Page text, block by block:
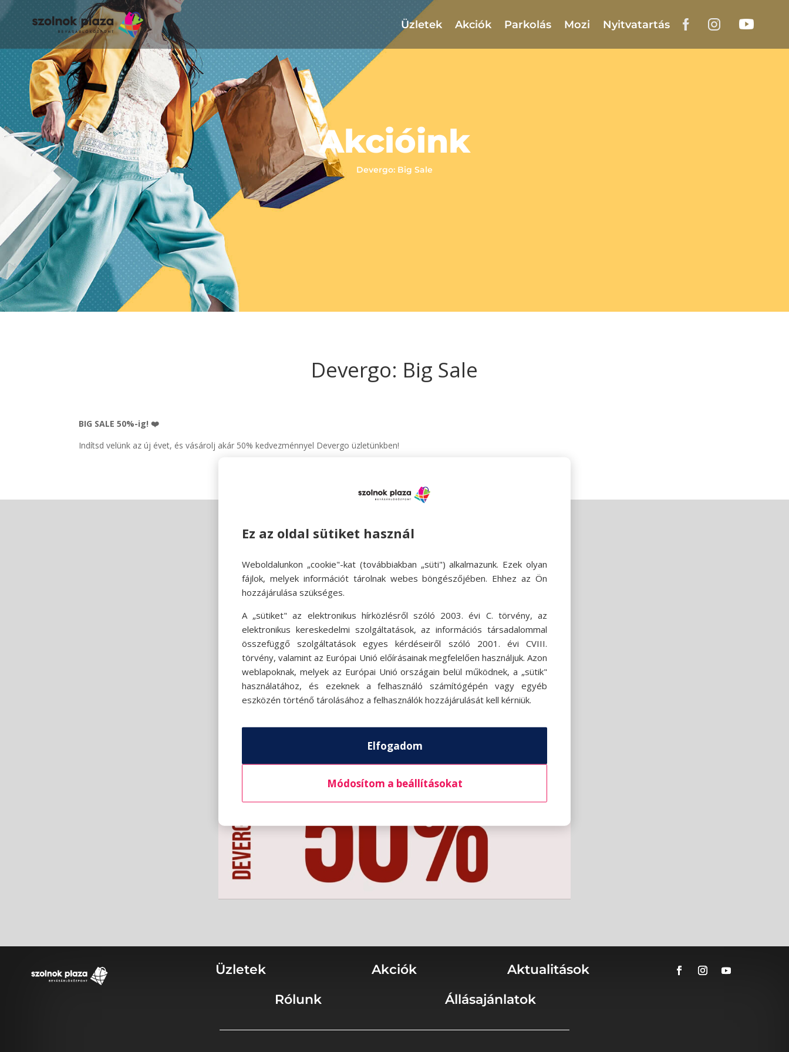
Üzletek Akciók Parkolás Mozi Nyitvatartás
Akcióink
Devergo: Big Sale
Devergo: Big Sale
BIG SALE 50%-ig! ❤️
Indítsd velünk az új évet, és vásárolj akár 50% kedvezménnyel Devergo üzletünkben!
Üzletek Akciók
Aktualitások
Rólunk
Állásajánlatok
Ez az oldal sütiket használ
Weboldalunkon „cookie"-kat (továbbiakban „süti") alkalmazunk. Ezek olyan
fájlok, melyek információt tárolnak webes böngészőjében. Ehhez az Ön
hozzájárulása szükséges.
A „sütiket" az elektronikus hírközlésről szóló 2003. évi C. törvény, az
elektronikus kereskedelmi szolgáltatások, az információs társadalommal
összefüggő szolgáltatások egyes kérdéseiről szóló 2001. évi CVIII.
törvény, valamint az Európai Unió előírásainak megfelelően használjuk. Azon
weblapoknak, melyek az Európai Unió országain belül működnek, a „sütik"
használatához, és ezeknek a felhasználó számítógépén vagy egyéb
eszközén történő tárolásához a felhasználók hozzájárulását kell kérniük.
Elfogadom
Módosítom a beállításokat